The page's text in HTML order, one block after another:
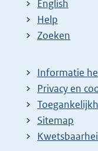
English
Help
Zoeken
Informatie
Privacy en
Sitemap
E